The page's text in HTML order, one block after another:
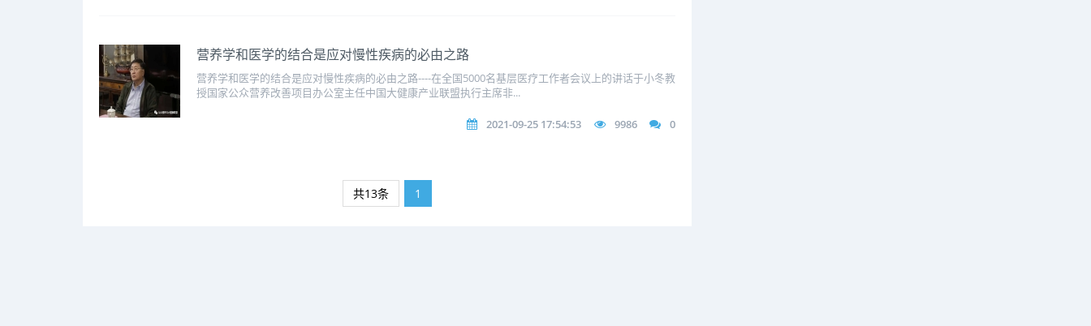
营养学和医学的结合是应对慢性疾病的必由之路
营养学和医学的结合是应对慢性疾病的必由之路----在全国5000名基层医疗工作者会议上的讲话于小冬教
授国家公众营养改善项目办公室主任中国大健康产业联盟执行主席非...
2021-09-25 17:54:53 9986 0
共13条 1